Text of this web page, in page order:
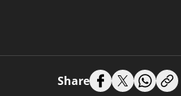
Share